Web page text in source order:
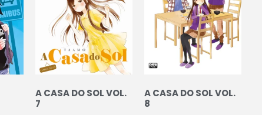
A CASA DO SOL VOL.
7
A CASA DO SOL VOL.
8